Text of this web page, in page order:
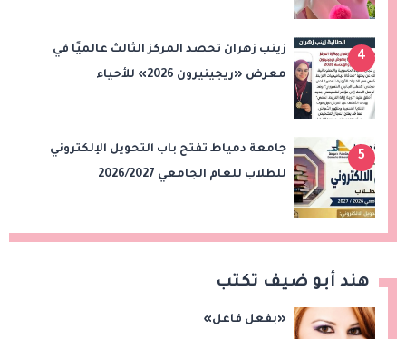
4
زينب زهران تحصد المركز الثالث عالميًا في
معرض «ريجينيرون 2026» للأحياء
5
جامعة دمياط تفتح باب التحويل الإلكتروني
للطلاب للعام الجامعي 2026/2027
هند أبو ضيف تكتب
«بفعل فاعل»